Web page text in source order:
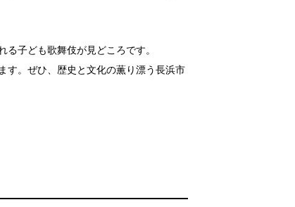
子ども歌舞伎が見どころです。
す。ぜひ、歴史と文化の薫り漂う長浜市